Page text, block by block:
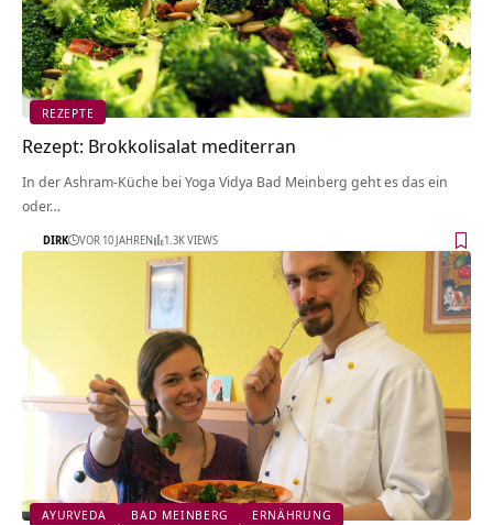
REZEPTE
Rezept: Brokkolisalat mediterran
In der Ashram-Küche bei Yoga Vidya Bad Meinberg geht es das ein
oder…
DIRK VOR 10 JAHREN 1.3K VIEWS
AYURVEDA BAD MEINBERG ERNÄHRUNG